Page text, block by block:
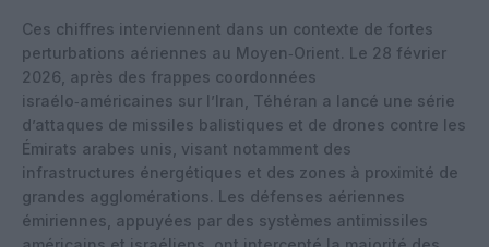
Ces chiffres interviennent dans un contexte de fortes
perturbations aériennes au Moyen‑Orient. Le 28 février
2026, après des frappes coordonnées
israélo‑américaines sur l’Iran, Téhéran a lancé une série
d’attaques de missiles balistiques et de drones contre les
Émirats arabes unis, visant notamment des
infrastructures énergétiques et des zones à proximité de
grandes agglomérations. Les défenses aériennes
émiriennes, appuyées par des systèmes antimissiles